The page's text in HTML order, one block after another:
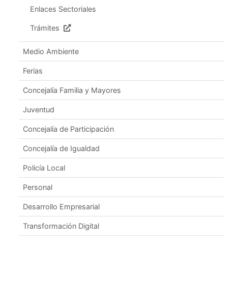
Enlaces Sectoriales
Trámites
Medio Ambiente
Ferias
Concejalía Familia y Mayores
Juventud
Concejalía de Participación
Concejalía de Igualdad
Policía Local
Personal
Desarrollo Empresarial
Transformación Digital